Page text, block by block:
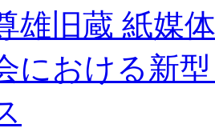
雄旧蔵 紙媒
における新